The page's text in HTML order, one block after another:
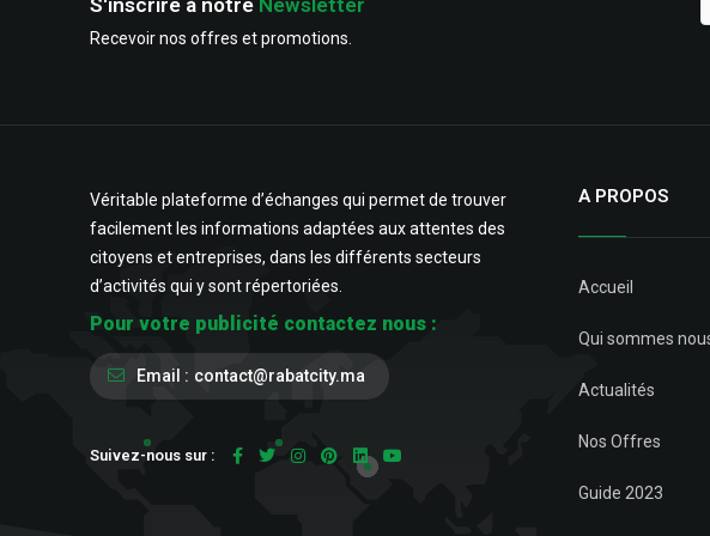
Recevoir nos offres et promotions.
Véritable plateforme d’échanges qui permet de trouver
facilement les informations adaptées aux attentes des
citoyens et entreprises, dans les différents secteurs
d’activités qui y sont répertoriées.
Pour votre publicité contactez nous :
Email : contact@rabatcity.ma
Suivez-nous sur :
A PROPOS
Accueil
Qui sommes
Actualités
Nos Offres
Guide 2023